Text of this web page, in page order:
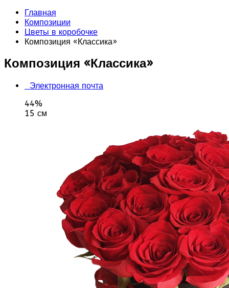
Главная
Композиции
Цветы в коробочке
Композиция «Классика»
Композиция «Классика»
Электронная почта
44%
15 см